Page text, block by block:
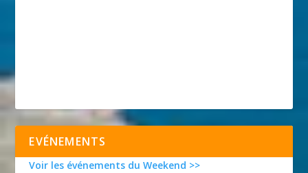
EVÉNEMENTS
Voir les événements du Weekend >>